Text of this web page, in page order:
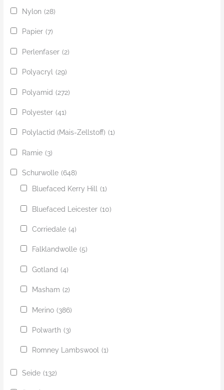
Nylon (28)
Papier (7)
Perlenfaser (2)
Polyacryl (29)
Polyamid (272)
Polyester (41)
Polylactid (Mais-Zellstoff) (1)
Ramie (3)
Schurwolle (648)
Bluefaced Kerry Hill
(1)
Bluefaced Leicester (10)
Corriedale (4)
Falklandwolle (5)
Gotland (4)
Masham (2)
Merino (386)
Polwarth (3)
Romney Lambswool (1)
Seide (132)